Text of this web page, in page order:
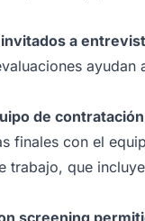
a
de
finales con el
que
screening